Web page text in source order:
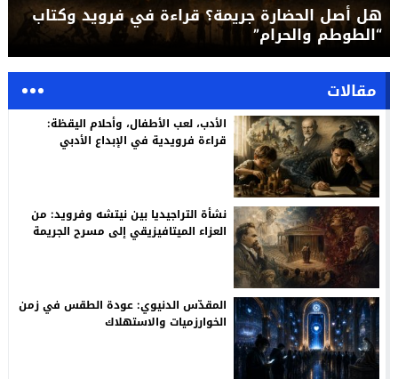
هل أصل الحضارة جريمة؟ قراءة في فرويد وكتاب
“الطوطم والحرام”
مقالات
الأدب، لعب الأطفال، وأحلام اليقظة:
قراءة فرويدية في الإبداع الأدبي
نشأة التراجيديا بين نيتشه وفرويد: من
العزاء الميتافيزيقي إلى مسرح الجريمة
المقدّس الدنيوي: عودة الطقس في زمن
الخوارزميات والاستهلاك